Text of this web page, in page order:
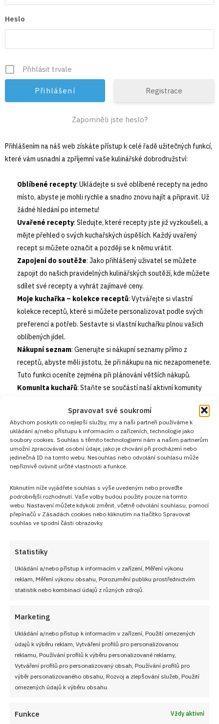
Spravovat své soukromí
Abychom poskytli co nejlepší služby, my a naši partneři používáme k
ukládání a/nebo přístupu k informacím o zařízeních, technologie jako
soubory cookies. Souhlas s těmito technologiemi nám a našim partnerům
umožní zpracovávat osobní údaje, jako je chování při procházení nebo
jedinečná ID na tomto webu. Nesouhlas nebo odvolání souhlasu může
nepříznivě ovlivnit určité vlastnosti a funkce.
Kliknutím níže vyjádřete souhlas s výše uvedeným nebo proveďte
podrobnější rozhodnutí. Vaše volby budou použity pouze na tomto
webu. Nastavení můžete kdykoli změnit, včetně odvolání souhlasu, pomocí
přepínačů v Zásadách cookies nebo kliknutím na tlačítko Spravovat
souhlas ve spodní části obrazovky.
Statistiky
Ukládání a/nebo přístup k informacím v zařízení, Měření výkonu
reklam, Měření výkonu obsahu, Porozumění publiku prostřednictvím
statistik nebo kombinací údajů z různých zdrojů.
Marketing
Ukládání a/nebo přístup k informacím v zařízení, Použití omezených
údajů k výběru reklam, Vytváření profilů pro personalizovanou
reklamu, Používání profilů k výběru personalizované reklamy,
Vytváření profilů pro personalizovaný obsah, Používání profilů pro
výběr personalizovaného obsahu, Rozvoj a zlepšování služeb, Použití
omezených údajů k výběru obsahu.
Funkce Vždy aktivní
Heslo
Přihlásit trvale
Registrace
Zapomněli jste heslo?
Přihlášením na náš web získáte přístup k celé řadě užitečných funkcí,
které vám usnadní a zpříjemní vaše kulinářské dobrodružství:
Oblíbené recepty: Ukládejte si své oblíbené recepty na jedno
místo, abyste je mohli rychle a snadno znovu najít a připravit. Už
žádné hledání po internetu!
Uvařené recepty: Sledujte, které recepty jste již vyzkoušeli, a
mějte přehled o svých kuchařských úspěších. Každý uvařený
recept si můžete označit a později se k němu vrátit.
Zapojení do soutěže: Jako přihlášený uživatel se můžete
zapojit do našich pravidelných kulinářských soutěží, kde můžete
sdílet své recepty a vyhrát zajímavé ceny.
Moje kuchařka – kolekce receptů: Vytvářejte si vlastní
kolekce receptů, které si můžete personalizovat podle svých
preferencí a potřeb. Sestavte si vlastní kuchařku plnou vašich
oblíbených jídel.
Nákupní seznam: Generujte si nákupní seznamy přímo z
receptů, abyste měli jistotu, že při nákupu na nic nezapomenete.
Tuto funkci oceníte zejména při plánování větších nákupů.
Komunita kuchařů: Staňte se součástí naší aktivní komunity
od ostatních členů a diskutovat o nejnovějších trendech ve
vaření.
Sledujte nás!
NEZMEŠKEJTE ŽÁDNÝ RECEPT!
adresu